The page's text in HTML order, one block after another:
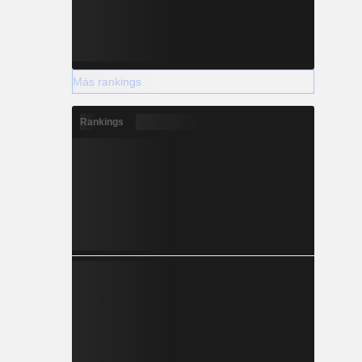
Más rankings
Rankings